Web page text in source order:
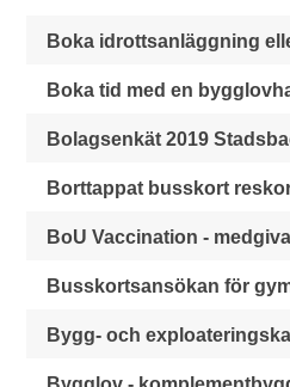
Boka idrottsanläggning
Boka tid med en
Bolagsenkät 2019
Borttappat busskort
BoU Vaccination -
Busskortsansökan för
Bygg- och